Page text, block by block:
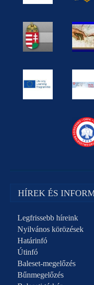
HÍREK ÉS
Legfrissebb híreink
Nyilvános körözések
Határinfó
Útinfó
Baleset-megelőzés
Bűnmegelőzés